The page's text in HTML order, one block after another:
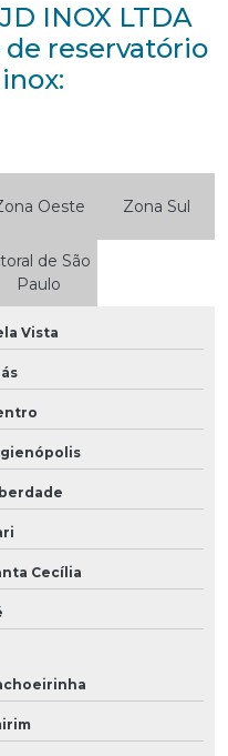
INOX LTDA
reservatório
Oeste Zona Sul
de São
Paulo
Vista
Cecília